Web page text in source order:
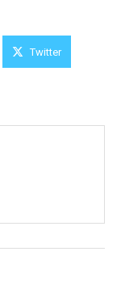
Twitter